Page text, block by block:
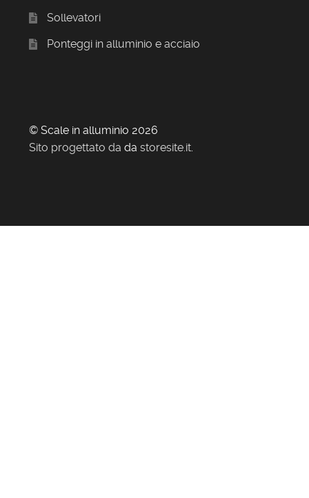
Sollevatori
Ponteggi in alluminio e acciaio
© Scale in alluminio 2026
Sito progettato da da storesite.it.